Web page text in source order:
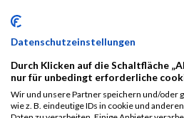
München
Einzelwertung
B2RUN
München
Teamwertung
32221 -
Ludwig
-
Strobl
Datenschutzeinstellungen
Durch Klicken auf die Schaltfläche
nur für unbedingt erforderliche
Wir und unsere Partner speichern und/oder
wie z. B. eindeutige IDs in cookie und